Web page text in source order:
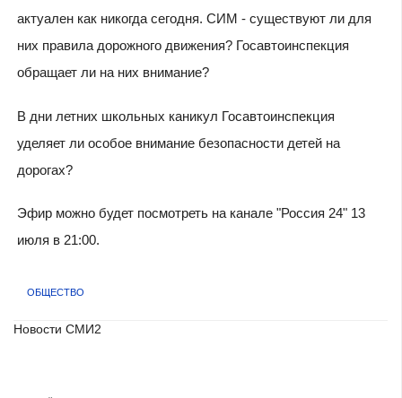
актуален как никогда сегодня. СИМ - существуют ли для
них правила дорожного движения? Госавтоинспекция
обращает ли на них внимание?
В дни летних школьных каникул Госавтоинспекция
уделяет ли особое внимание безопасности детей на
дорогах?
Эфир можно будет посмотреть на канале "Россия 24" 13
июля в 21:00.
ОБЩЕСТВО
Новости СМИ2